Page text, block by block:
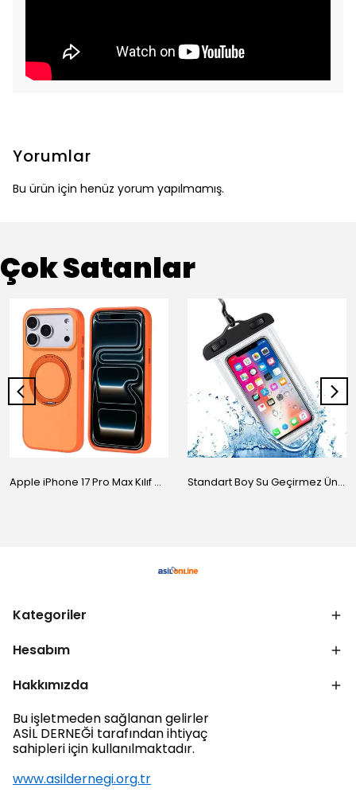
Yorumlar
Bu ürün için henüz yorum yapılmamış.
Çok Satanlar
Apple iPhone 17 Pro Max Kılıf M-Safe Şarj Özellikli Standlı Zore Proton Silikon Kapak Standart Boy Su Geçirmez Üniversal Kılıf
Kategoriler
Hesabım
Hakkımızda
Bu işletmeden sağlanan gelirler
ASİL DERNEĞİ tarafından ihtiyaç
sahipleri için kullanılmaktadır.
www.asildernegi.org.tr